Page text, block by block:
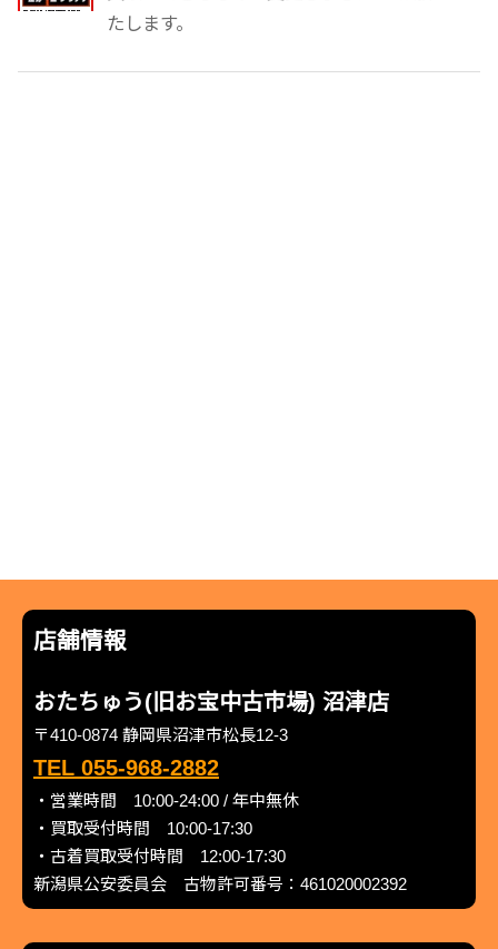
たします。
店舗情報
おたちゅう(旧お宝中古市場) 沼津店
〒410-0874 静岡県沼津市松長12-3
TEL 055-968-2882
・営業時間 10:00-24:00 / 年中無休
・買取受付時間 10:00-17:30
・古着買取受付時間 12:00-17:30
新潟県公安委員会 古物許可番号：461020002392